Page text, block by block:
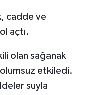
cadde ve
açtı.
olan sağanak
etkiledi.
suyla